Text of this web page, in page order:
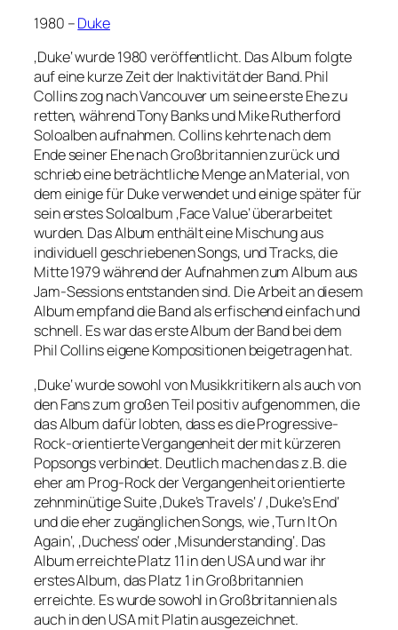
1980 –Duke
‚Duke‘ wurde 1980 veröffentlicht. Das Album folgte
auf eine kurze Zeit der Inaktivität der Band. Phil
Collins zog nach Vancouver um seine erste Ehe zu
retten, während Tony Banks und Mike Rutherford
Soloalben aufnahmen. Collins kehrte nach dem
Ende seiner Ehe nach Großbritannien zurück und
schrieb eine beträchtliche Menge an Material, von
dem einige für Duke verwendet und einige später für
sein erstes Soloalbum ‚Face Value‘ überarbeitet
wurden. Das Album enthält eine Mischung aus
individuell geschriebenen Songs, und Tracks, die
Mitte 1979 während der Aufnahmen zum Album aus
Jam-Sessions entstanden sind. Die Arbeit an diesem
Album empfand die Band als erfischend einfach und
schnell. Es war das erste Album der Band bei dem
Phil Collins eigene Kompositionen beigetragen hat.
‚Duke‘ wurde sowohl von Musikkritikern als auch von
den Fans zum großen Teil positiv aufgenommen, die
das Album dafür lobten, dass es die Progressive-
Rock-orientierte Vergangenheit der mit kürzeren
Popsongs verbindet. Deutlich machen das z.B. die
eher am Prog-Rock der Vergangenheit orientierte
zehnminütige Suite ‚Duke’s Travels‘ / ‚Duke’s End‘
und die eher zugänglichen Songs, wie ‚Turn It On
Again‘, ‚Duchess‘ oder ‚Misunderstanding‘. Das
Album erreichte Platz 11 in den USA und war ihr
erstes Album, das Platz 1 in Großbritannien
erreichte. Es wurde sowohl in Großbritannien als
auch in den USA mit Platin ausgezeichnet.